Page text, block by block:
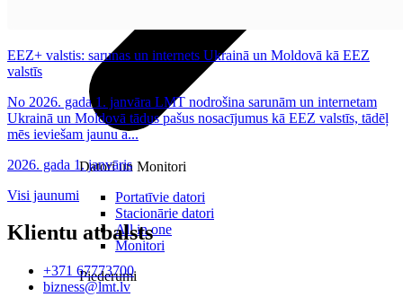
Datori un Monitori
Portatīvie datori
Stacionārie datori
All in one
Monitori
Piederumi
EEZ+ valstis: sarunas un internets Ukrainā un Moldovā kā EEZ
valstīs
No 2026. gada 1. janvāra LMT nodrošina sarunām un internetam
Ukrainā un Moldovā tādus pašus nosacījumus kā EEZ valstīs, tādēļ
mēs ieviešam jaunu a...
2026. gada 1. janvāris
Visi jaunumi
Klientu atbalsts
+371 67773700
bizness@lmt.lv